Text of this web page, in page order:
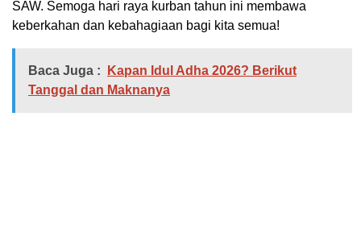
SAW. Semoga hari raya kurban tahun ini membawa
keberkahan dan kebahagiaan bagi kita semua!
Baca Juga :
Kapan Idul Adha 2026? Berikut
Tanggal dan Maknanya